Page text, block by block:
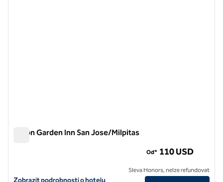
Hilton Garden Inn San Jose/Milpitas
Zobrazit podrobnosti o hotelu Hilton Garden Inn San Jose/Milpitas
Zobrazit podrobnosti o hotelu
Od* 110 USD
Sleva Honors, nelze refundovat